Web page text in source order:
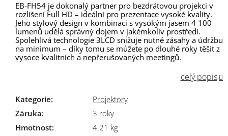
EB-FH54 je dokonalý partner pro bezdrátovou projekci v
rozlišení Full HD – ideální pro prezentace vysoké kvality.
Jeho stylový design v kombinaci s vysokým jasem 4 100
lumenů udělá správný dojem v jakémkoliv prostředí.
Spolehlivá technologie 3LCD snižuje nutné zásahy a údržbu
na minimum – díky tomu se můžete po dlouhé roky těšit z
vysoce kvalitních a nepřerušovaných meetingů.
celý popis
Kategorie:
Projektory
Záruka:
3 roky
Hmotnost:
4.21 kg